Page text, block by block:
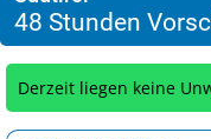
Derzeit liegen keine